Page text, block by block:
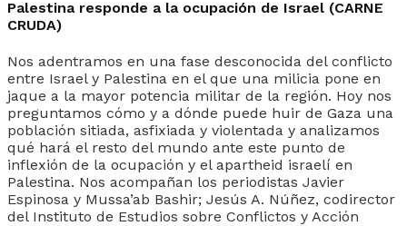
Palestina responde a la ocupación de Israel (CARNE
CRUDA)
Nos adentramos en una fase desconocida del conflicto
entre Israel y Palestina en el que una milicia pone en
jaque a la mayor potencia militar de la región. Hoy nos
preguntamos cómo y a dónde puede huir de Gaza una
población sitiada, asfixiada y violentada y analizamos
qué hará el resto del mundo ante este punto de
inflexión de la ocupación y el apartheid israelí en
Palestina. Nos acompañan los periodistas Javier
Espinosa y Mussa’ab Bashir; Jesús A. Núñez, codirector
del Instituto de Estudios sobre Conflictos y Acción